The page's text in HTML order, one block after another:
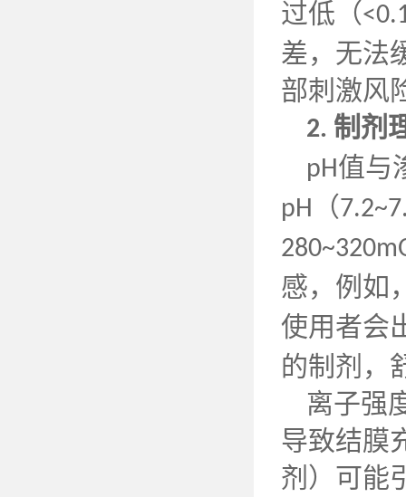
过低（
差，无法
部刺激风
2. 制剂
pH值与
pH （
感，例如
使用者会
的制剂，
离子强
导致结膜
剂）可能